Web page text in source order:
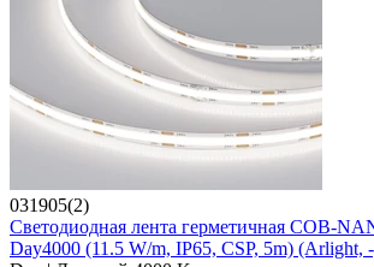
031905(2)
Светодиодная лента герметичная COB-
Day4000 (11.5 W/m, IP65, CSP, 5m) (Arlight,